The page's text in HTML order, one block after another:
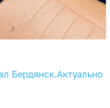
Бердянск.Актуально